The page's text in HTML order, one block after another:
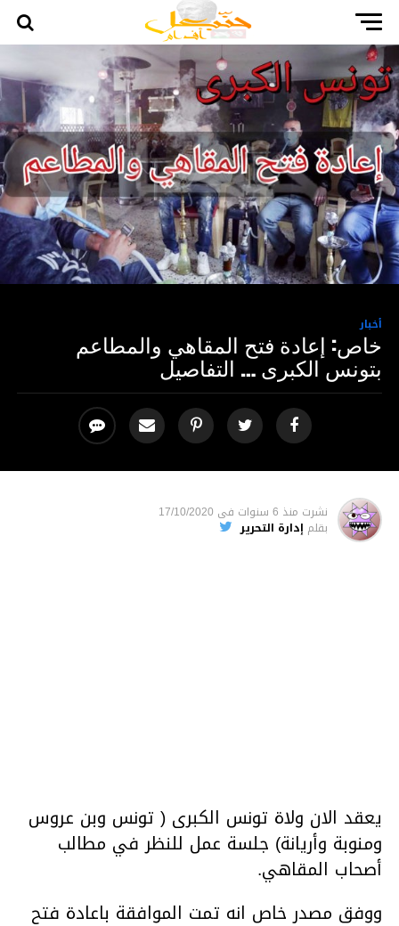
أخبار
خاص: إعادة فتح المقاهي والمطاعم
بتونس الكبرى … التفاصيل
نشرت منذ 6 سنوات فى 17/10/2020
بقلم إدارة التحرير
يعقد الان ولاة تونس الكبرى ( تونس وبن عروس
ومنوبة وأريانة) جلسة عمل للنظر في مطالب
أصحاب المقاهي.
ووفق مصدر خاص انه تمت الموافقة باعادة فتح